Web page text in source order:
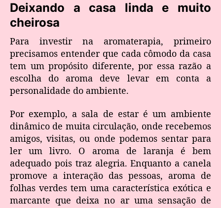
Deixando a casa linda e muito
cheirosa
Para investir na aromaterapia, primeiro
precisamos entender que cada cômodo da casa
tem um propósito diferente, por essa razão a
escolha do aroma deve levar em conta a
personalidade do ambiente.
Por exemplo, a sala de estar é um ambiente
dinâmico de muita circulação, onde recebemos
amigos, visitas, ou onde podemos sentar para
ler um livro. O aroma de laranja é bem
adequado pois traz alegria. Enquanto a canela
promove a interação das pessoas, aroma de
folhas verdes tem uma característica exótica e
marcante que deixa no ar uma sensação de